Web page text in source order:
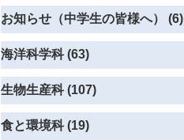
お知らせ（中学生の皆様へ） (6)
海洋科学科 (63)
生物生産科 (107)
食と環境科 (19)